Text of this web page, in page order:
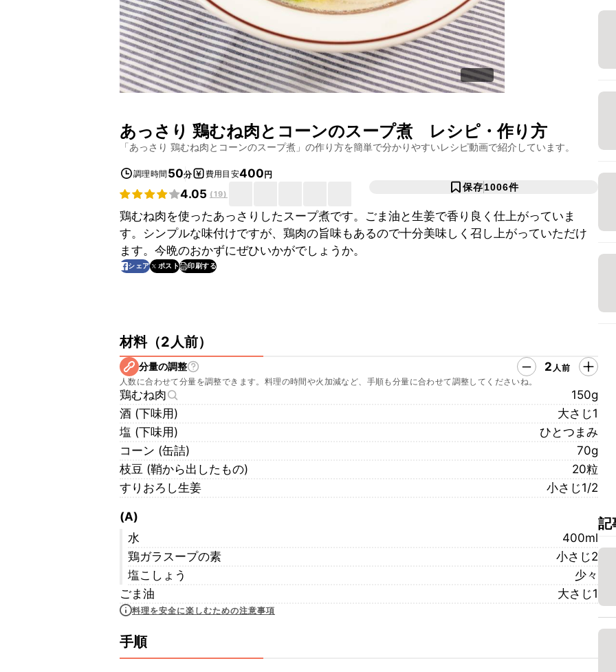
あっさり 鶏むね肉とコーンのスープ煮 レシピ・作り方
「あっさり 鶏むね肉とコーンのスープ煮 」の作り方を簡単で分かりやすいレシピ動画で紹介しています。
調理時間 50分 費用目安400円
4.05 (19)
保存1006件
鶏むね肉を使ったあっさりしたスープ煮です。ごま油と生姜で香り良く仕上がっていま
す。シンプルな味付けですが、鶏肉の旨味もあるので十分美味しく召し上がっていただけ
ます。今晩のおかずにぜひいかがでしょうか。
シェア ポスト 印刷する
材料（2人前）
分量の調整 2 人前
人数に合わせて分量を調整できます。料理の時間や火加減など、手順も分量に合わせて調整してくださいね。
鶏むね肉
150g
酒 (下味用)
大さじ1
塩 (下味用)
ひとつまみ
コーン (缶詰)
70g
枝豆 (鞘から出したもの)
20粒
すりおろし生姜
小さじ1/2
(A)
水
400ml
鶏ガラスープの素
小さじ2
塩こしょう
少々
ごま油
大さじ1
料理を安全に楽しむための注意事項
手順
記